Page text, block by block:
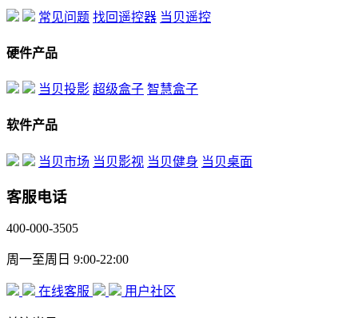
常见问题 找回遥控器 当贝遥控
硬件产品
当贝投影 超级盒子 智慧盒子
软件产品
当贝市场 当贝影视 当贝健身 当贝桌面
客服电话
400-000-3505
周一至周日 9:00-22:00
在线客服 用户社区